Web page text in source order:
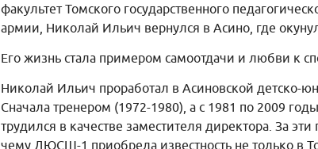
факультет Томского государственного
армии, Николай Ильич вернулся в Асино, где
Его жизнь стала примером самоотдачи и любви к
Николай Ильич проработал в Асиновской
Сначала тренером (1972-1980), а с 1981 по 2009
трудился в качестве заместителя директора. За
чему ДЮСШ-1 приобрела известность не только в